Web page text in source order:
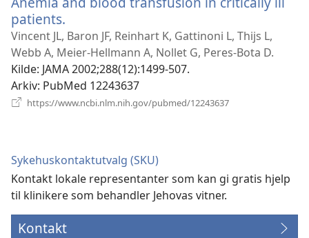
patients.
nytt
vindu)
Vincent JL, Baron JF, Reinhart K, Gattinoni L, Thijs L,
Webb A, Meier-Hellmann A, Nollet G, Peres-Bota D.
Kilde‎: JAMA 2002;288(12):1499-507.
Arkiv‎: PubMed 12243637
https://www.ncbi.nlm.nih.gov/pubmed/12243637
Sykehuskontaktutvalg (SKU)
Kontakt lokale representanter som kan gi gratis hjelp
til klinikere som behandler Jehovas vitner.
Kontakt